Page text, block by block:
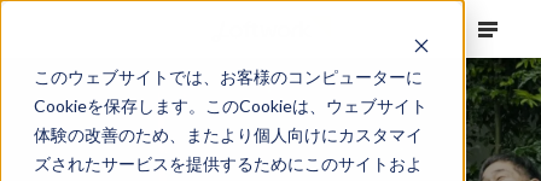
このウェブサイトでは、お客様のコンピューターに
Cookieを保存します。このCookieは、ウェブサイト
体験の改善のため、またより個人向けにカスタマイ
ズされたサービスを提供するためにこのサイトおよ